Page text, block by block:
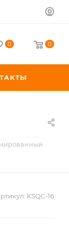
0 0
KSQC-16